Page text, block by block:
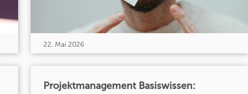
22. Mai 2026
Projektmanagement Basiswissen: